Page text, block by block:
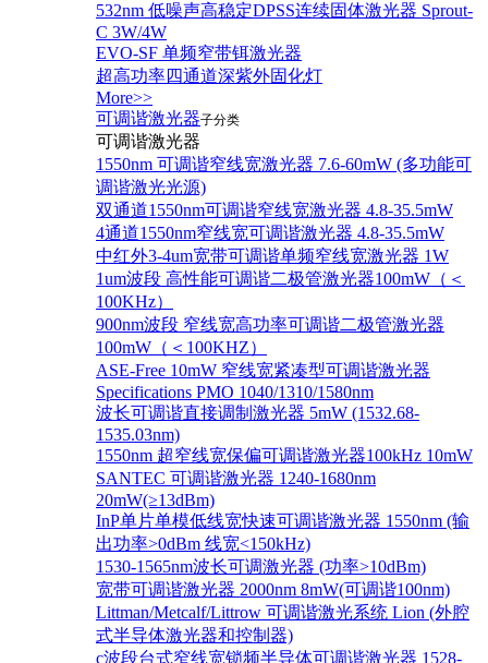
532nm 低噪声高稳定DPSS连续固体激光器 Sprout-
C 3W/4W
EVO-SF 单频窄带铒激光器
超高功率四通道深紫外固化灯
More>>
可调谐激光器子分类
可调谐激光器
1550nm 可调谐窄线宽激光器 7.6-60mW (多功能可
调谐激光光源)
双通道1550nm可调谐窄线宽激光器 4.8-35.5mW
4通道1550nm窄线宽可调谐激光器 4.8-35.5mW
中红外3-4um宽带可调谐单频窄线宽激光器 1W
1um波段 高性能可调谐二极管激光器100mW（＜
100KHz）
900nm波段 窄线宽高功率可调谐二极管激光器
100mW（＜100KHZ）
ASE-Free 10mW 窄线宽紧凑型可调谐激光器
Specifications PMO 1040/1310/1580nm
波长可调谐直接调制激光器 5mW (1532.68-
1535.03nm)
1550nm 超窄线宽保偏可调谐激光器100kHz 10mW
SANTEC 可调谐激光器 1240-1680nm
20mW(≥13dBm)
InP单片单模低线宽快速可调谐激光器 1550nm (输
出功率>0dBm 线宽<150kHz)
1530-1565nm波长可调激光器 (功率>10dBm)
宽带可调谐激光器 2000nm 8mW(可调谐100nm)
Littman/Metcalf/Littrow 可调谐激光系统 Lion (外腔
式半导体激光器和控制器)
c波段台式窄线宽锁频半导体可调谐激光器 1528-